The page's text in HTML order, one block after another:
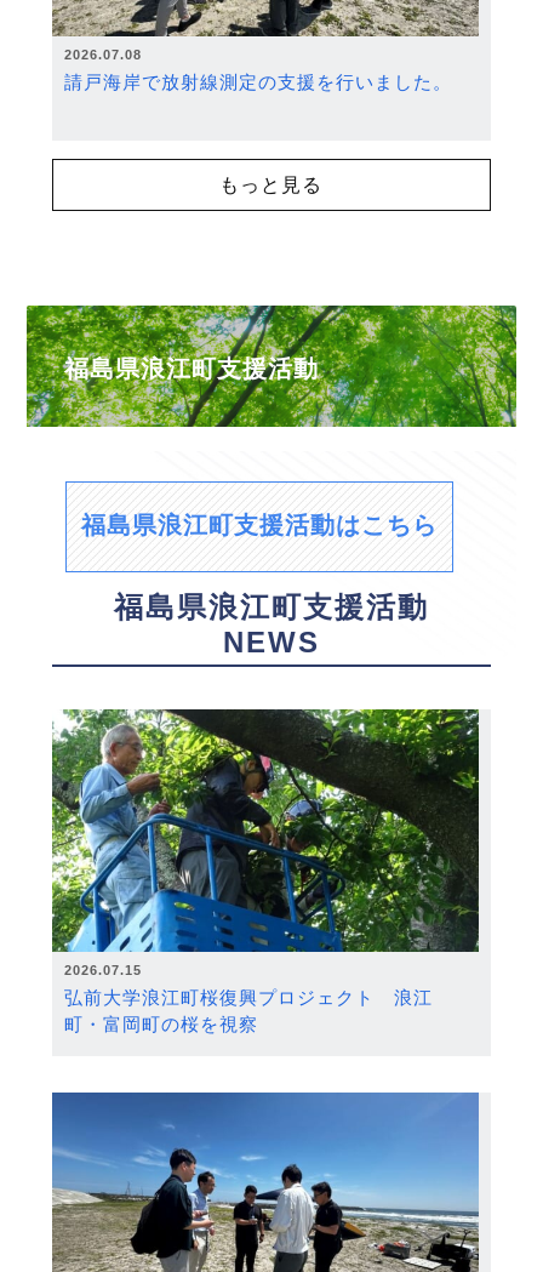
2026.07.08
請戸海岸で放射線測定の支援を行いました。
もっと見る
福島県浪江町支援活動
福島県浪江町支援活動はこちら
福島県浪江町支援活動
NEWS
2026.07.15
弘前大学浪江町桜復興プロジェクト 浪江
町・富岡町の桜を視察